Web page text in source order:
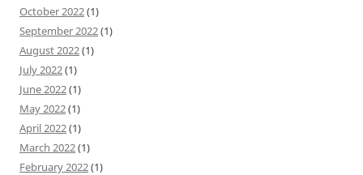
October 2022(1)
September 2022(1)
August 2022(1)
July 2022(1)
June 2022(1)
May 2022(1)
April 2022(1)
March 2022(1)
February 2022(1)